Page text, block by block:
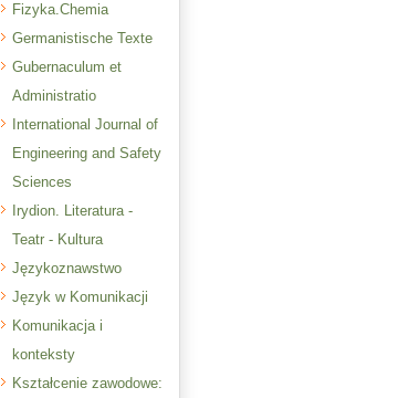
Fizyka.Chemia
Germanistische Texte
Gubernaculum et
Administratio
International Journal of
Engineering and Safety
Sciences
Irydion. Literatura -
Teatr - Kultura
Językoznawstwo
Język w Komunikacji
Komunikacja i
konteksty
Kształcenie zawodowe: